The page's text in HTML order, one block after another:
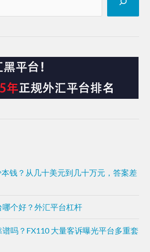
钱？从几十美元到几十万元，答案差
个好？外汇平台杠杆
吗？FX110 大量客诉曝光平台多重套